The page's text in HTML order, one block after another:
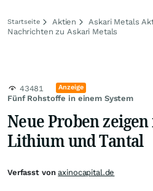
Startseite Aktien
Askari Metals
Nachrichten zu Askari Metals
Fünf Rohstoffe in einem System
43481 Anzeige
Neue Proben
Lithium und Tantal
Verfasst vonaxinocapital.de